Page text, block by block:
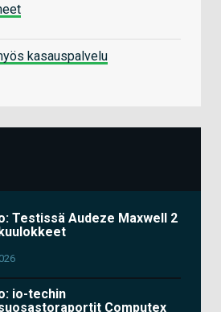
kasauspalvelu
Testissä Audeze Maxwell 2
io-techin
Computex